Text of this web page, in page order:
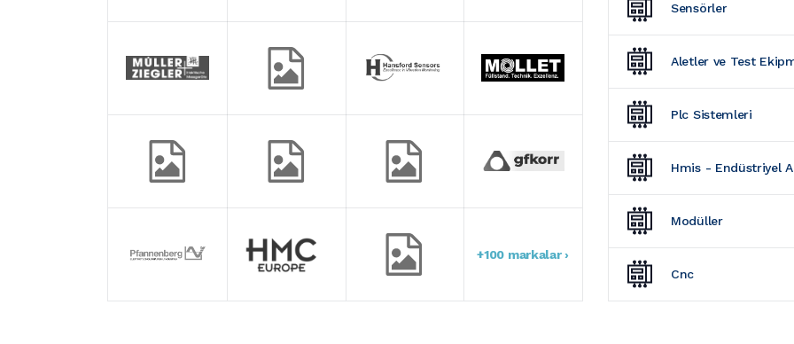
+100 markalar ›
Sensörler
Aletler ve Test
Plc Sistemleri
Hmis - Endüstriyel
Modüller
Cnc